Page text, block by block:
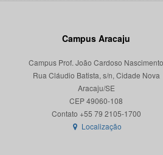
Campus Aracaju
Campus Prof. João Cardoso Nascimento
Rua Cláudio Batista, s/n, Cidade Nova
Aracaju/SE
CEP 49060-108
Localização